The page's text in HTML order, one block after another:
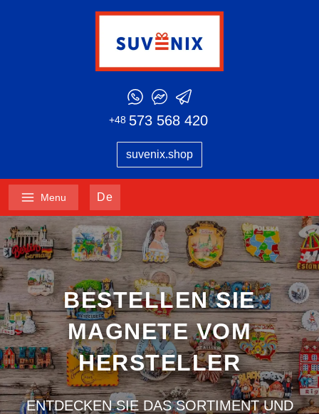
+48 573 568 420
suvenix.shop
Menu De
BESTELLEN SIE
MAGNETE VOM
HERSTELLER
ENTDECKEN SIE DAS SORTIMENT UND